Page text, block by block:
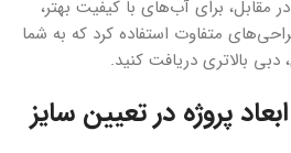
برای آب‌های با کیفیت بهتر،
متفاوت استفاده کرد که به شما
بالاتری دریافت کنید.
پروژه در تعیین سایز